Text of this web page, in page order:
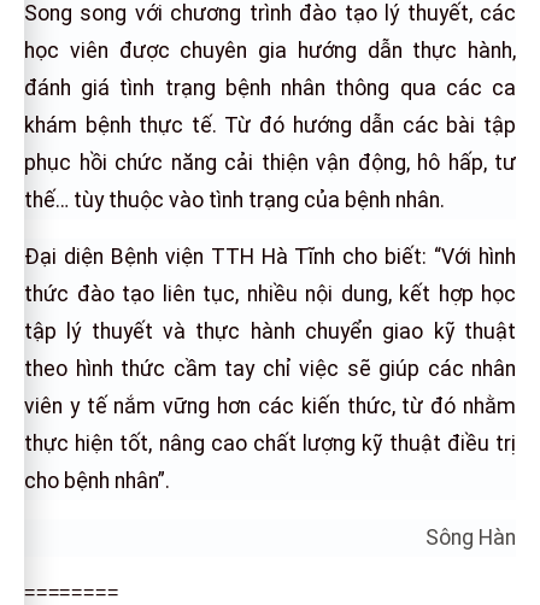
Song song với chương trình đào tạo lý thuyết, các
học viên được chuyên gia hướng dẫn thực hành,
đánh giá tình trạng bệnh nhân thông qua các ca
khám bệnh thực tế. Từ đó hướng dẫn các bài tập
phục hồi chức năng cải thiện vận động, hô hấp, tư
thế… tùy thuộc vào tình trạng của bệnh nhân.
Đại diện Bệnh viện TTH Hà Tĩnh cho biết: “Với hình
thức đào tạo liên tục, nhiều nội dung, kết hợp học
tập lý thuyết và thực hành chuyển giao kỹ thuật
theo hình thức cầm tay chỉ việc sẽ giúp các nhân
viên y tế nắm vững hơn các kiến thức, từ đó nhằm
thực hiện tốt, nâng cao chất lượng kỹ thuật điều trị
cho bệnh nhân”.
Sông Hàn
========